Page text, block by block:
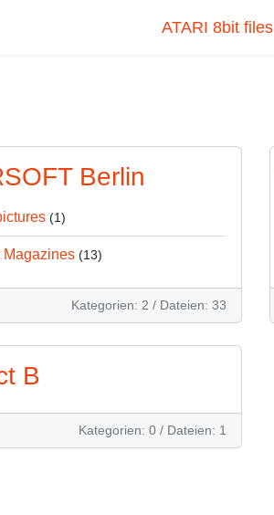
ATARI 8bit files
Berlin
(1)
Magazines (13)
Kategorien: 2 / Dateien: 33
B
Kategorien: 0 / Dateien: 1